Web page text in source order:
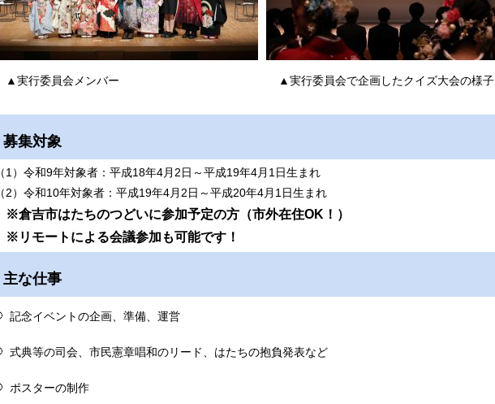
▲実行委員会メンバー ▲実行委員会で企画したクイズ大会の様子
募集対象
（1）令和9年対象者：平成18年4月2日～平成19年4月1日生まれ
（2）令和10年対象者：平成19年4月2日～平成20年4月1日生まれ
※倉吉市はたちのつどいに参加予定の方（市外在住OK！）
※リモートによる会議参加も可能です！
主な仕事
記念イベントの企画、準備、運営
式典等の司会、市民憲章唱和のリード、はたちの抱負発表など
ポスターの制作